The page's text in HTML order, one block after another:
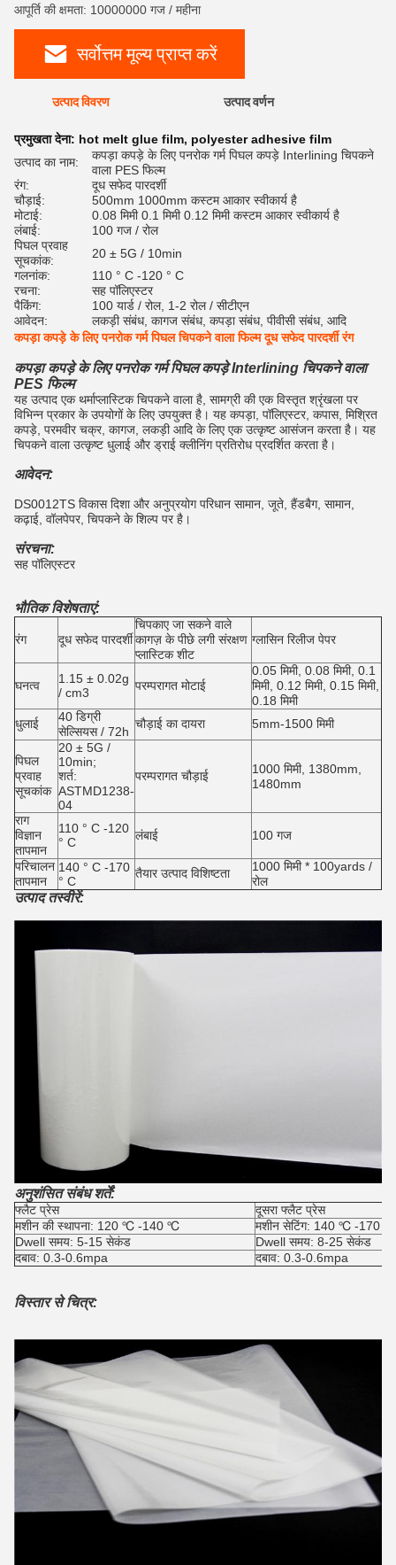
आपूर्ति की क्षमता: 10000000 गज / महीना
सर्वोत्तम मूल्य प्राप्त करें
उत्पाद विवरण उत्पाद वर्णन
प्रमुखता देना: hot melt glue film, polyester adhesive film
उत्पाद का नाम:
कपड़ा कपड़े के लिए पनरोक गर्म पिघल कपड़े Interlining चिपकने
वाला PES फिल्म
रंग:
दूध सफेद पारदर्शी
चौड़ाई:
500mm 1000mm कस्टम आकार स्वीकार्य है
मोटाई:
0.08 मिमी 0.1 मिमी 0.12 मिमी कस्टम आकार स्वीकार्य है
लंबाई:
100 गज / रोल
पिघल प्रवाह
सूचकांक:
20 ± 5G / 10min
गलनांक:
110 ° C -120 ° C
रचना:
सह पॉलिएस्टर
पैकिंग:
100 यार्ड / रोल, 1-2 रोल / सीटीएन
आवेदन:
लकड़ी संबंध, कागज संबंध, कपड़ा संबंध, पीवीसी संबंध, आदि
कपड़ा कपड़े के लिए पनरोक गर्म पिघल चिपकने वाला फिल्म दूध सफेद पारदर्शी रंग
कपड़ा कपड़े के लिए पनरोक गर्म पिघल कपड़े Interlining चिपकने वाला
PES फिल्म
यह उत्पाद एक थर्माप्लास्टिक चिपकने वाला है, सामग्री की एक विस्तृत श्रृंखला पर
विभिन्न प्रकार के उपयोगों के लिए उपयुक्त है। यह कपड़ा, पॉलिएस्टर, कपास, मिश्रित
कपड़े, परमवीर चक्र, कागज, लकड़ी आदि के लिए एक उत्कृष्ट आसंजन करता है। यह
चिपकने वाला उत्कृष्ट धुलाई और ड्राई क्लीनिंग प्रतिरोध प्रदर्शित करता है।
आवेदन:
DS0012TS विकास दिशा और अनुप्रयोग परिधान सामान, जूते, हैंडबैग, सामान,
कढ़ाई, वॉलपेपर, चिपकने के शिल्प पर है।
संरचना:
सह पॉलिएस्टर
भौतिक विशेषताएं:
रंग दूध सफेद पारदर्शी
चिपकाए जा सकने वाले
कागज़ के पीछे लगी संरक्षण
प्लास्टिक शीट
ग्लासिन रिलीज पेपर
घनत्व
1.15 ± 0.02g
/ cm3
परम्परागत मोटाई
0.05 मिमी, 0.08 मिमी, 0.1
मिमी, 0.12 मिमी, 0.15 मिमी,
0.18 मिमी
धुलाई
40 डिग्री
सेल्सियस / 72h
चौड़ाई का दायरा 5mm-1500 मिमी
पिघल
प्रवाह
सूचकांक
20 ± 5G /
10min;
शर्त:
ASTMD1238-
04
परम्परागत चौड़ाई
1000 मिमी, 1380mm,
1480mm
राग
विज्ञान
तापमान
110 ° C -120
° C
लंबाई 100 गज
परिचालन
तापमान
140 ° C -170
° C
तैयार उत्पाद विशिष्टता
1000 मिमी * 100yards /
रोल
उत्पाद तस्वीरें:
अनुशंसित संबंध शर्तें:
फ्लैट प्रेस
दूसरा फ्लैट प्रेस
मशीन की स्थापना: 120 ℃ -140 ℃
मशीन सेटिंग: 140 ℃ -170 ℃
Dwell समय: 5-15 सेकंड
Dwell समय: 8-25 सेकंड
दबाव: 0.3-0.6mpa
दबाव: 0.3-0.6mpa
विस्तार से चित्र: